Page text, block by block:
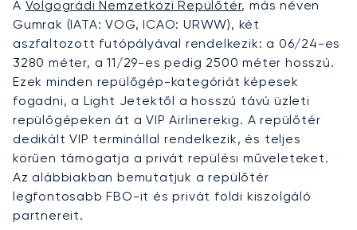
A Volgográdi Nemzetközi Repülőtér, más néven
Gumrak (IATA: VOG, ICAO: URWW), két
aszfaltozott futópályával rendelkezik: a 06/24-es
3280 méter, a 11/29-es pedig 2500 méter hosszú.
Ezek minden repülőgép-kategóriát képesek
fogadni, a Light Jetektől a hosszú távú üzleti
repülőgépeken át a VIP Airlinerekig. A repülőtér
dedikált VIP terminállal rendelkezik, és teljes
körűen támogatja a privát repülési műveleteket.
Az alábbiakban bemutatjuk a repülőtér
legfontosabb FBO-it és privát földi kiszolgáló
partnereit.